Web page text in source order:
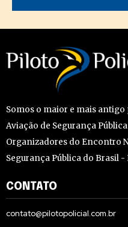
Somos o maior e mais
Aviação de Segurança
Organizadores do Encontro
Segurança Pública do Brasil -
CONTATO
contato@pilotopolicial.com.br